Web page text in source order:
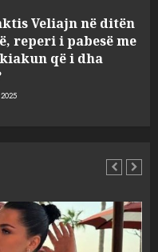
Veliajn në ditën
reperi i pabesë me
që i dha
Albania”,
A u vodhën